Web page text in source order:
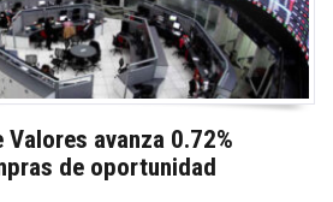
avanza 0.72%
de oportunidad